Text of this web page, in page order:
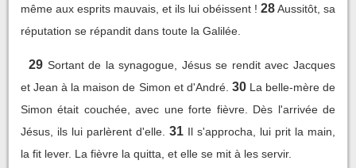
même aux esprits mauvais, et ils lui obéissent ! 28Aussitôt, sa
réputation se répandit dans toute la Galilée.
29 Sortant de la synagogue, Jésus se rendit avec Jacques
et Jean à la maison de Simon et d'André. 30 La belle-mère de
Simon était couchée, avec une forte fièvre. Dès l'arrivée de
Jésus, ils lui parlèrent d'elle. 31 Il s'approcha, lui prit la main,
la fit lever. La fièvre la quitta, et elle se mit à les servir.